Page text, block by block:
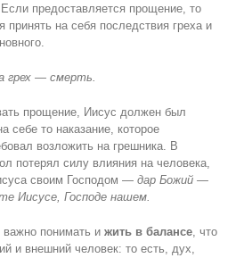
предоставляется прощение, то
принять на себя последствия греха и
грех — смерть.
прощение, Иисус должен был
себе то наказание, которое
возложить на грешника. В
потерял силу влияния на человека,
своим Господом — дар Божий —
Иисусе, Господе нашем.
важно понимать и жить в балансе, что
и внешний человек: то есть, дух,